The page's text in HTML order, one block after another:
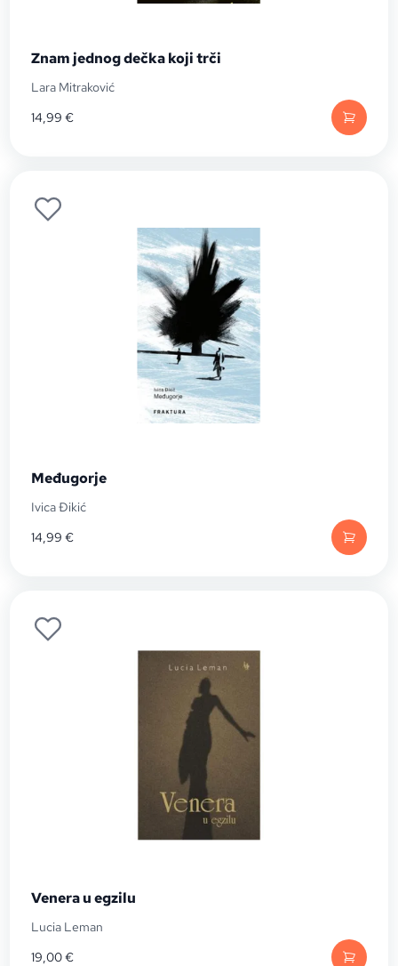
Znam jednog dečka koji trči
Lara Mitraković
14,99€
Međugorje
Ivica Đikić
14,99€
Venera u egzilu
Lucia Leman
19,00€